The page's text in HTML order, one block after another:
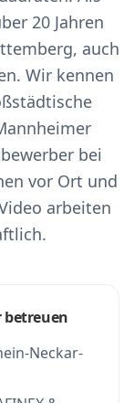
20 Jahren
auch
Wir kennen
bei
vor Ort und
arbeiten
betreuen
Neckar-